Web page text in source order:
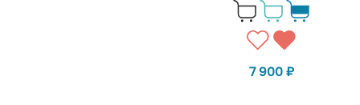
7 900 ₽